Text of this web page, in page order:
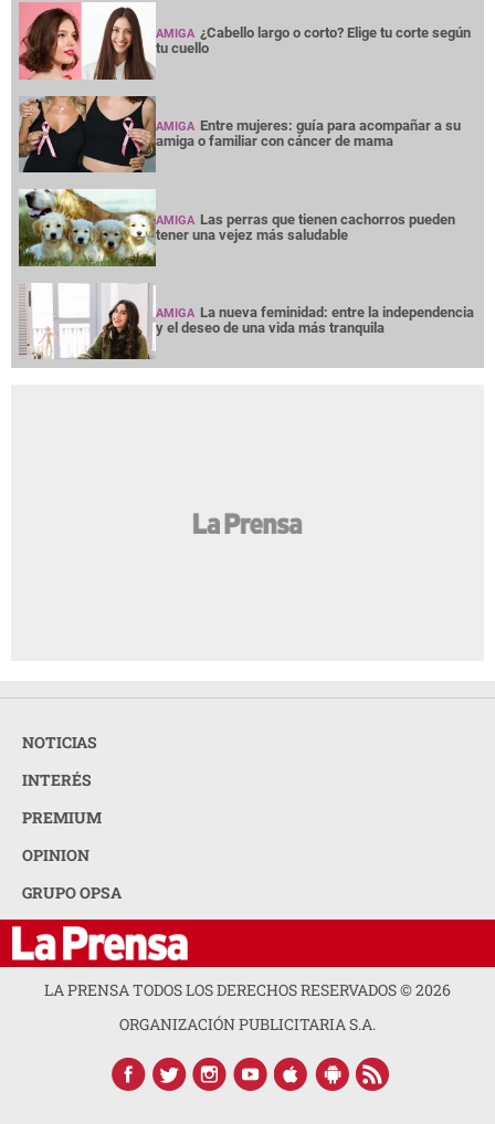
AMIGA ¿Cabello largo o corto? Elige tu corte según
tu cuello
AMIGA Entre mujeres: guía para acompañar a su
amiga o familiar con cáncer de mama
AMIGA Las perras que tienen cachorros pueden
tener una vejez más saludable
AMIGA La nueva feminidad: entre la independencia
y el deseo de una vida más tranquila
NOTICIAS
INTERÉS
PREMIUM
OPINION
GRUPO OPSA
LA PRENSA TODOS LOS DERECHOS RESERVADOS ©2026
ORGANIZACIÓN PUBLICITARIA S.A.